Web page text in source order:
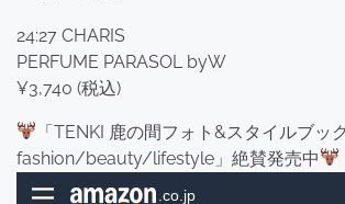
24:27 CHARIS
PERFUME PARASOL byW
¥3,740 (税込)
「TENKI 鹿の間フォト&スタイルブック
fashion/beauty/lifestyle」絶賛発売中